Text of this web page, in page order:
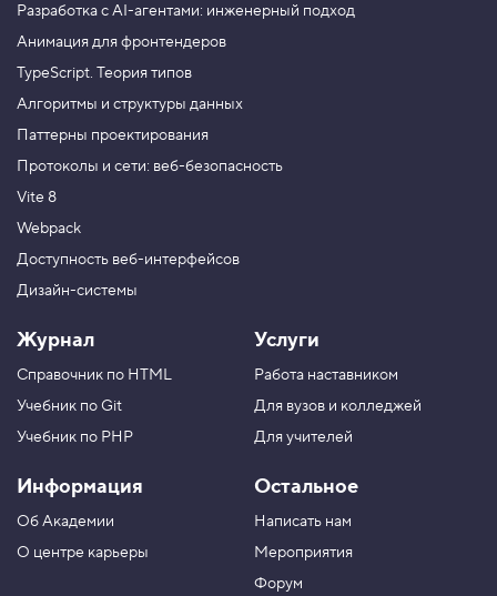
Разработка с AI-агентами: инженерный подход
Анимация для фронтендеров
TypeScript. Теория типов
Алгоритмы и структуры данных
Паттерны проектирования
Протоколы и сети: веб-безопасность
Vite 8
Webpack
Доступность веб-интерфейсов
Дизайн-системы
Журнал
Справочник по HTML
Учебник по Git
Учебник по PHP
Информация
Об Академии
О центре карьеры
Услуги
Работа наставником
Для вузов и колледжей
Для учителей
Остальное
Написать нам
Мероприятия
Форум